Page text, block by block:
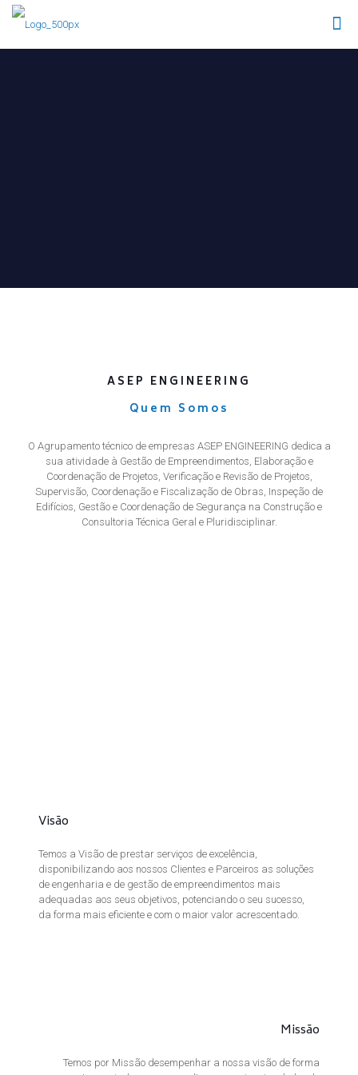
ASEP ENGINEERING
Quem Somos
O Agrupamento técnico de empresas ASEP ENGINEERING dedica a
sua atividade à Gestão de Empreendimentos, Elaboração e
Coordenação de Projetos, Verificação e Revisão de Projetos,
Supervisão, Coordenação e Fiscalização de Obras, Inspeção de
Edifícios, Gestão e Coordenação de Segurança na Construção e
Consultoria Técnica Geral e Pluridisciplinar.
Visão
Temos a Visão de prestar serviços de excelência,
disponibilizando aos nossos Clientes e Parceiros as soluções
de engenharia e de gestão de empreendimentos mais
adequadas aos seus objetivos, potenciando o seu sucesso,
da forma mais eficiente e com o maior valor acrescentado.
Missão
Temos por Missão desempenhar a nossa visão de forma